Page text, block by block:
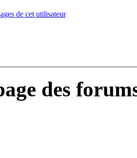
de cet utilisateur
des